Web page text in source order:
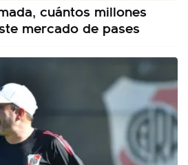
cuántos millones
mercado de pases